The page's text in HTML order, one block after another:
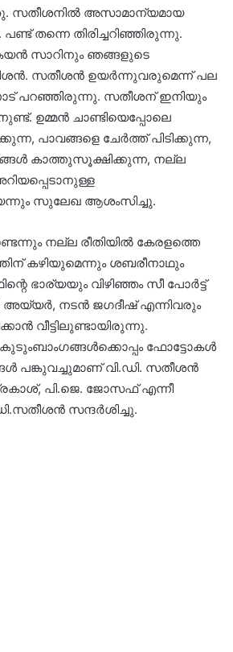
അസാമാന്യമായ
തന്നെ തിരിച്ചറിഞ്ഞിരുന്നു.
സാറിനും ഞങ്ങളുടെ
സതീശൻ ഉയർന്നുവരുമെന്ന് പല
പറഞ്ഞിരുന്നു. സതീശന് ഇനിയും
ഉമ്മൻ ചാണ്ടിയെപ്പോലെ
പാവങ്ങളെ ചേർത്ത് പിടിക്കുന്ന,
കാത്തുസൂക്ഷിക്കുന്ന, നല്ല
സുലേഖ ആശംസിച്ചു.
നല്ല രീതിയിൽ കേരളത്തെ
കഴിയുമെന്നും ശബരീനാഥും
ഭാര്യയും വിഴിഞ്ഞം സീ പോർട്ട്
അയ്യർ, നടൻ ജഗദീഷ് എന്നിവരും
വീട്ടിലുണ്ടായിരുന്നു.
കുടുംബാംഗങ്ങൾക്കൊപ്പം ഫോട്ടോകൾ
പങ്കുവച്ചുമാണ് വി.ഡി. സതീശൻ
പി.ജെ. ജോസഫ് എന്നീ
സന്ദർശിച്ചു.